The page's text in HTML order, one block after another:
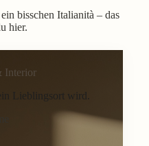
bisschen Italianità – das
hier.
Interior
Lieblingsort wird.